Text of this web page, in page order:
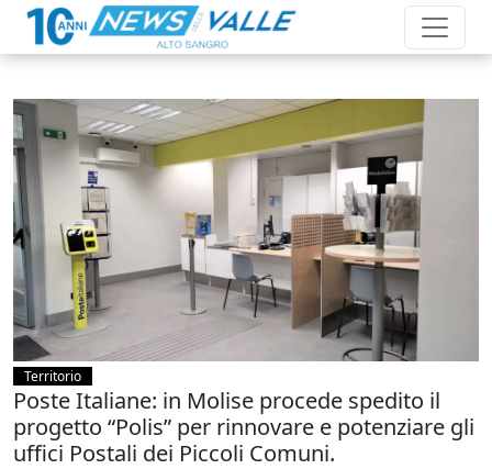
Territorio
Poste Italiane: in Molise procede spedito il
progetto “Polis” per rinnovare e potenziare gli
uffici Postali dei Piccoli Comuni.